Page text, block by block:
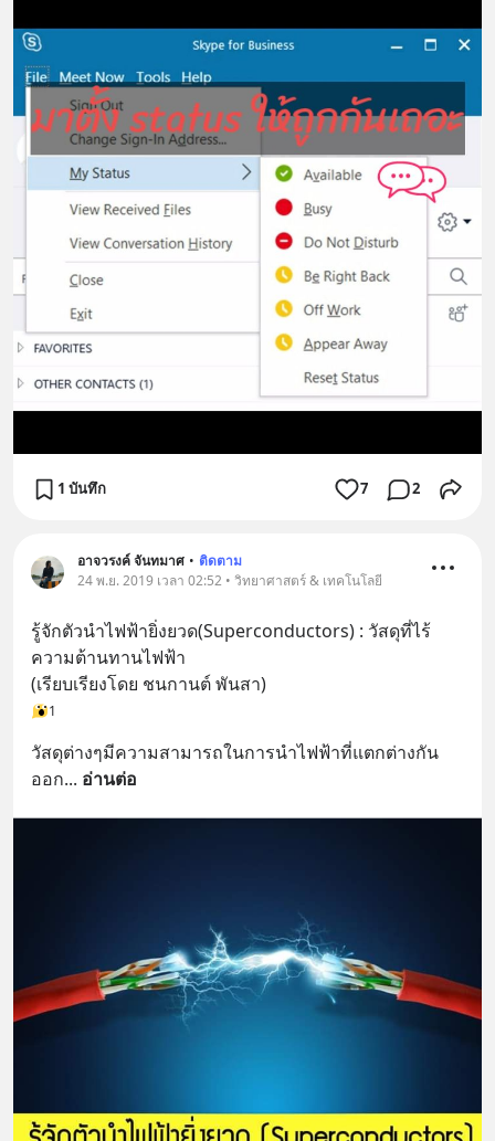
1 บันทึก 7 2
อาจวรงค์ จันทมาศ • ติดตาม
24 พ.ย. 2019 เวลา 02:52 • วิทยาศาสตร์ & เทคโนโลยี
รู้จักตัวนำไฟฟ้ายิ่งยวด(Superconductors) : วัสดุที่ไร้
ความต้านทานไฟฟ้า
(เรียบเรียงโดย ชนกานต์ พันสา)
1
วัสดุต่างๆมีความสามารถในการนำไฟฟ้าที่แตกต่างกัน
ออก... อ่านต่อ